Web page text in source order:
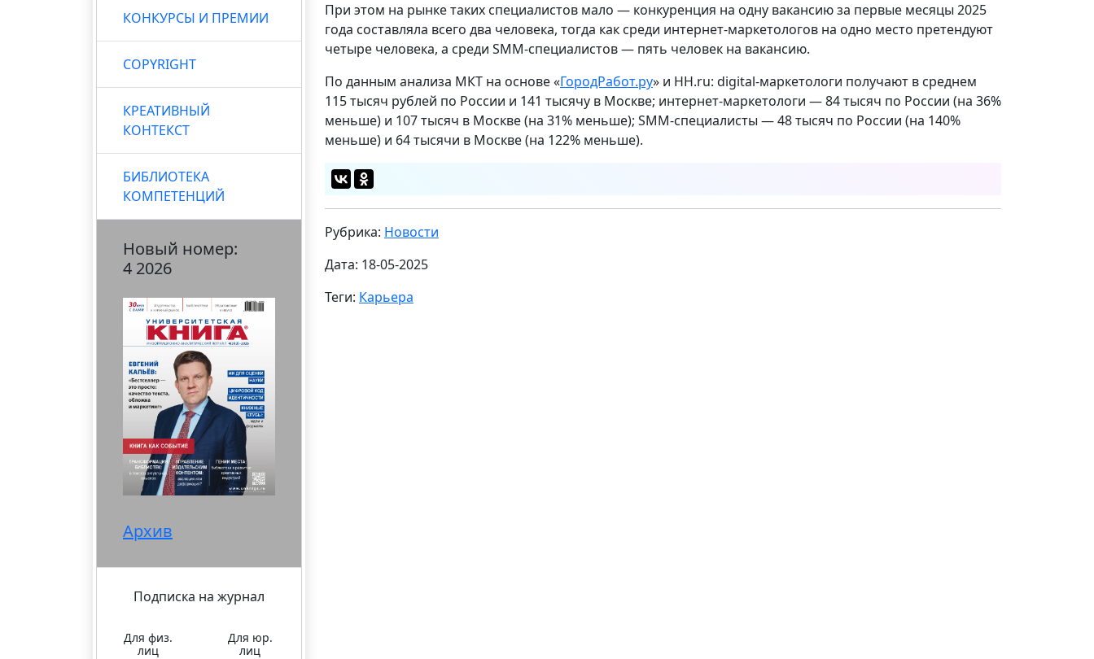
КОНКУРСЫ И ПРЕМИИ
COPYRIGHT
КРЕАТИВНЫЙ
КОНТЕКСТ
БИБЛИОТЕКА
КОМПЕТЕНЦИЙ
Новый номер:
4 2026
Архив
Подписка на журнал
Для физ.
лиц
Для юр.
лиц
При этом на рынке таких специалистов мало — конкуренция на одну вакансию за первые месяцы 2025
года составляла всего два человека, тогда как среди интернет-маркетологов на одно место претендуют
четыре человека, а среди SMM-специалистов — пять человек на вакансию.
По данным анализа МКТ на основе «ГородРабот.ру» и HH.ru: digital-маркетологи получают в среднем
115 тысяч рублей по России и 141 тысячу в Москве; интернет-маркетологи — 84 тысяч по России (на 36%
меньше) и 107 тысяч в Москве (на 31% меньше); SMM-специалисты — 48 тысяч по России (на 140%
меньше) и 64 тысячи в Москве (на 122% меньше).
Рубрика: Новости
Дата: 18-05-2025
Теги: Карьера